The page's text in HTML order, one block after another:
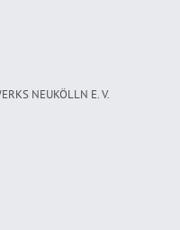
NEUKÖLLN E. V.